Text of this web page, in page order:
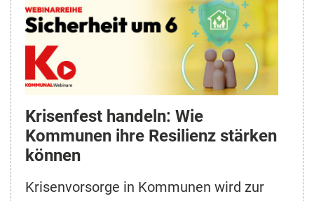
Krisenfest handeln: Wie
Kommunen ihre Resilienz stärken
können
Krisenvorsorge in Kommunen wird zur